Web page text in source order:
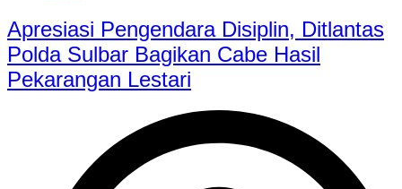
Apresiasi Pengendara Disiplin, Ditlantas
Polda Sulbar Bagikan Cabe Hasil
Pekarangan Lestari